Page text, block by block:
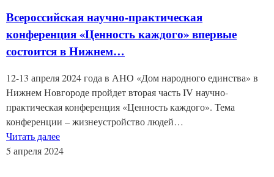
Всероссийская научно-практическая
конференция «Ценность каждого» впервые
состоится в Нижнем…
12-13 апреля 2024 года в АНО «Дом народного единства» в
Нижнем Новгороде пройдет вторая часть IV научно-
практическая конференция «Ценность каждого». Тема
конференции – жизнеустройство людей…
Читать далее
5 апреля 2024